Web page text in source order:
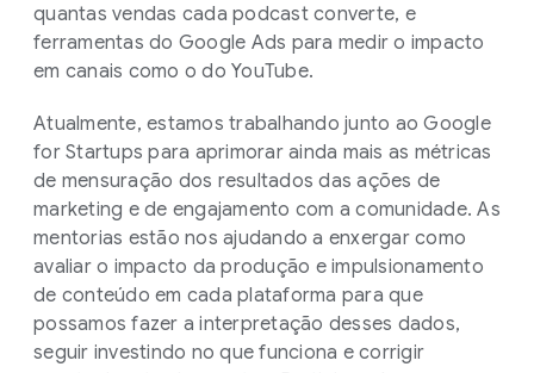
quantas vendas cada podcast converte, e
ferramentas do Google Ads para medir o impacto
em canais como o do YouTube.
Atualmente, estamos trabalhando junto ao Google
for Startups para aprimorar ainda mais as métricas
de mensuração dos resultados das ações de
marketing e de engajamento com a comunidade. As
mentorias estão nos ajudando a enxergar como
avaliar o impacto da produção e impulsionamento
de conteúdo em cada plataforma para que
possamos fazer a interpretação desses dados,
seguir investindo no que funciona e corrigir